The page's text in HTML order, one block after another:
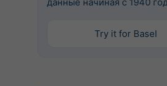
Try it for Basel